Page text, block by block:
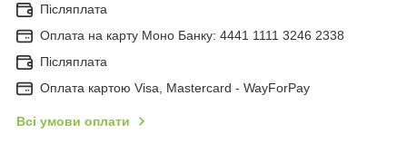
Післяплата
Оплата на карту Моно Банку: 4441 1111 3246 2338
Післяплата
Оплата картою Visa, Mastercard - WayForPay
Всі умови оплати